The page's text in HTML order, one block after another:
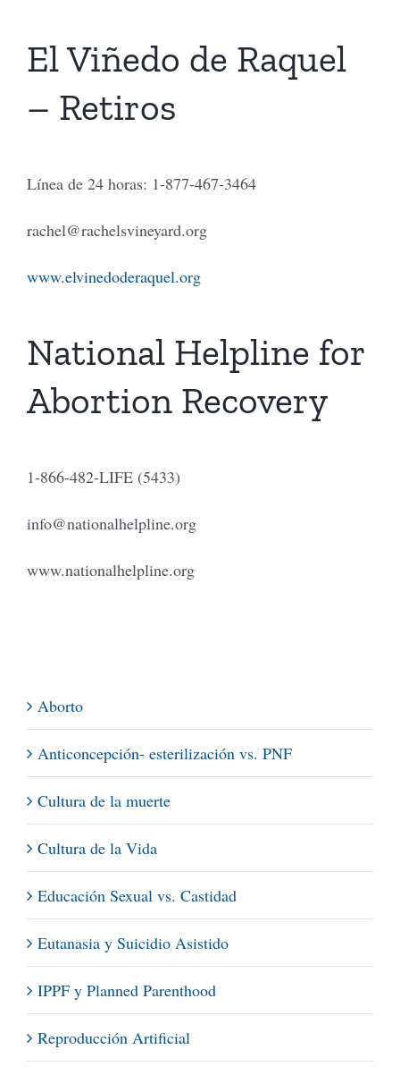
El Viñedo de Raquel
– Retiros
Línea de 24 horas: 1-877-467-3464
rachel@rachelsvineyard.org
www.elvinedoderaquel.org
National Helpline for
Abortion Recovery
1-866-482-LIFE (5433)
info@nationalhelpline.org
www.nationalhelpline.org
Aborto
Anticoncepción- esterilización vs. PNF
Cultura de la muerte
Cultura de la Vida
Educación Sexual vs. Castidad
Eutanasia y Suicidio Asistido
IPPF y Planned Parenthood
Reproducción Artificial